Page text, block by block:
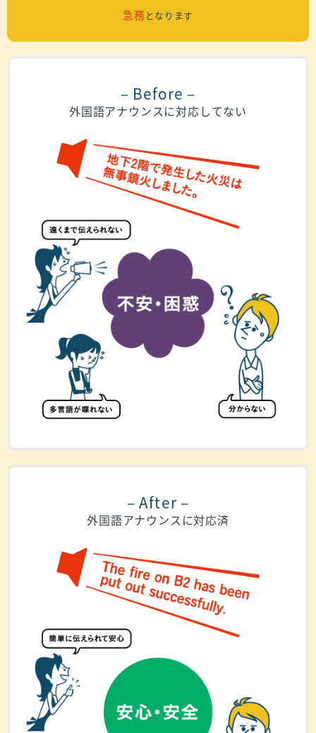
急務 となります
－Before－
外国語アナウンスに対応してない
－After－
外国語アナウンスに対応済